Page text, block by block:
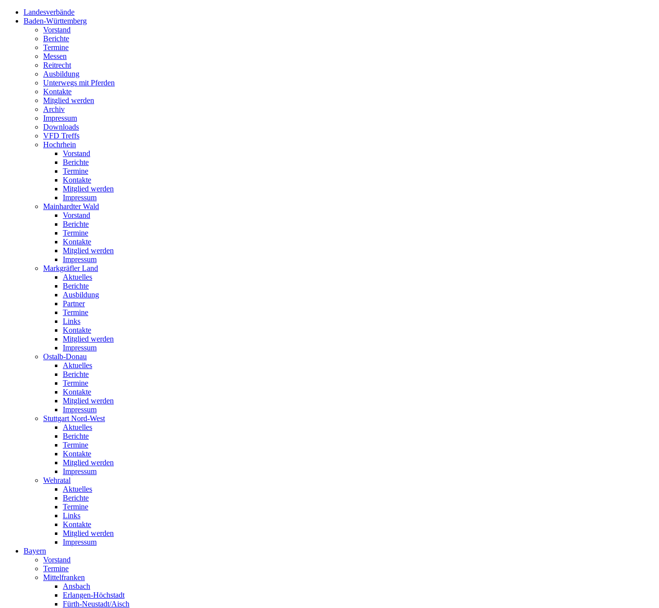
Landesverbände
Baden-Württemberg
Vorstand
Berichte
Termine
Messen
Reitrecht
Ausbildung
Unterwegs mit Pferden
Kontakte
Mitglied werden
Archiv
Impressum
Downloads
VFD Treffs
Hochrhein
Vorstand
Berichte
Termine
Kontakte
Mitglied werden
Impressum
Mainhardter Wald
Vorstand
Berichte
Termine
Kontakte
Mitglied werden
Impressum
Markgräfler Land
Aktuelles
Berichte
Ausbildung
Partner
Termine
Links
Kontakte
Mitglied werden
Impressum
Ostalb-Donau
Aktuelles
Berichte
Termine
Kontakte
Mitglied werden
Impressum
Stuttgart Nord-West
Aktuelles
Berichte
Termine
Kontakte
Mitglied werden
Impressum
Wehratal
Aktuelles
Berichte
Termine
Links
Kontakte
Mitglied werden
Impressum
Bayern
Vorstand
Termine
Mittelfranken
Ansbach
Erlangen-Höchstadt
Fürth-Neustadt/Aisch